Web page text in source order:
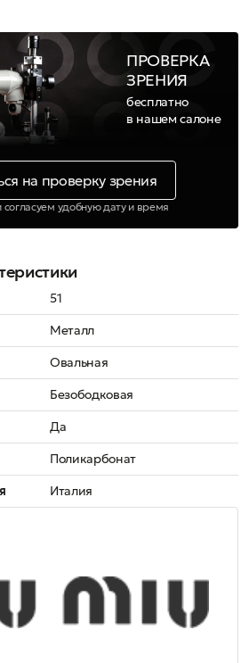
ПРОВЕРКА
ЗРЕНИЯ
бесплатно
в нашем салоне
на проверку зрения
удобную дату и время
51
Металл
Овальная
Безободковая
Да
Поликарбонат
Италия